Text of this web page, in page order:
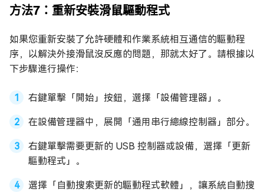
方法7：重新安裝滑鼠驅動程式
如果您重新安裝了允許硬體和作業系統相互通信的驅動程
序，以解決外接滑鼠沒反應的問題，那就太好了。請根據以
下步驟進行操作：
右鍵單擊「開始」按鈕，選擇「設備管理器」。
在設備管理器中，展開「通用串行總線控制器」部分。
右鍵單擊需要更新的 USB 控制器或設備，選擇「更新
驅動程式」。
選擇「自動搜索更新的驅動程式軟體」，讓系統自動搜